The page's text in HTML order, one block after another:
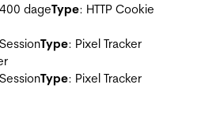
dageType: HTTP Cookie
Type: Pixel Tracker
Type: Pixel Tracker